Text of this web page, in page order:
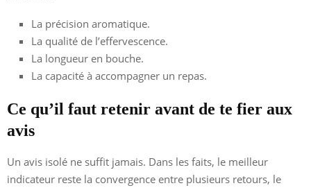
La précision aromatique.
La qualité de l’effervescence.
La longueur en bouche.
La capacité à accompagner un repas.
Ce qu’il faut retenir avant de te fier aux
avis
Un avis isolé ne suffit jamais. Dans les faits, le meilleur
indicateur reste la convergence entre plusieurs retours, le